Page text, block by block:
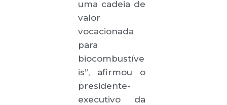
uma cadeia de
valor
vocacionada
para
biocombustíve
is”, afirmou o
presidente-
executivo da